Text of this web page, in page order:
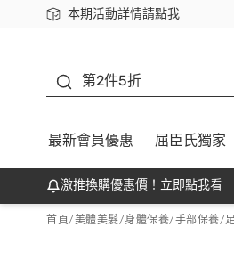
本期活動詳情請點我
下載app最高回饋$350
第2件5折
最新會員優惠 屈臣氏獨家
激推換購優惠價！立即點我看
首頁/美體美髮/身體保養/手部保養/